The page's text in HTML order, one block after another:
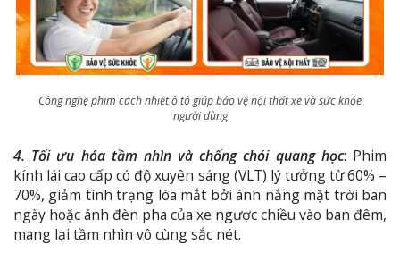
Công nghệ phim cách nhiệt ô tô giúp bảo vệ nội thất xe và sức khỏe
người dùng
4. Tối ưu hóa tầm nhìn và chống chói quang học: Phim
kính lái cao cấp có độ xuyên sáng (VLT) lý tưởng từ 60% –
70%, giảm tình trạng lóa mắt bởi ánh nắng mặt trời ban
ngày hoặc ánh đèn pha của xe ngược chiều vào ban đêm,
mang lại tầm nhìn vô cùng sắc nét.